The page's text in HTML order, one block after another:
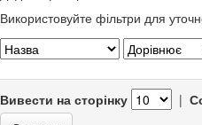
Використовуйте фільтри для
Вивести на сторінку |